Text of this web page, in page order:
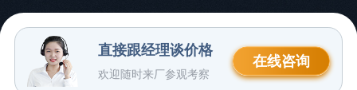
直接跟经理谈价格
欢迎随时来厂参观考察
在线咨询